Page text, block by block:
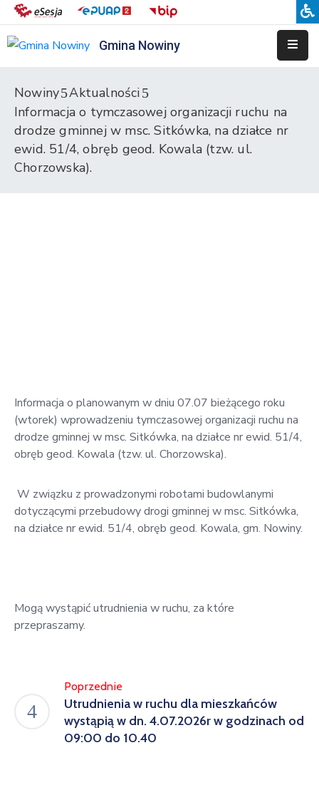
Gmina Nowiny
Przedszkole
Samorządowe
w
Nowinach
Placówek
Oświatowych
w
Bolechowicach
Nowiny
Aktualności
Informacja o tymczasowej organizacji ruchu na
drodze gminnej w msc. Sitkówka, na działce nr
ewid. 51/4, obręb geod. Kowala (tzw. ul.
Chorzowska).
Informacja o planowanym w dniu 07.07 bieżącego roku
(wtorek) wprowadzeniu tymczasowej organizacji ruchu na
drodze gminnej w msc. Sitkówka, na działce nr ewid. 51/4,
obręb geod. Kowala (tzw. ul. Chorzowska).
W związku z prowadzonymi robotami budowlanymi
dotyczącymi przebudowy drogi gminnej w msc. Sitkówka,
na działce nr ewid. 51/4, obręb geod. Kowala, gm. Nowiny.
Mogą wystąpić utrudnienia w ruchu, za które
przepraszamy.
Poprzednie
Utrudnienia w ruchu dla mieszkańców
wystąpią w dn. 4.07.2026r w godzinach od
09:00 do 10.40